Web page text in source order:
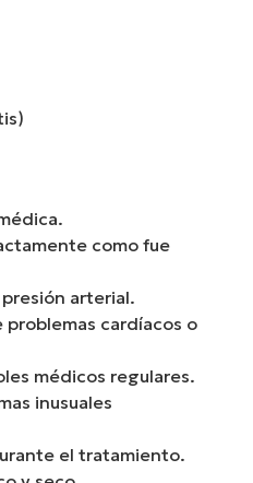
como fue
arterial.
problemas cardíacos o
médicos regulares.
inusuales
el tratamiento.